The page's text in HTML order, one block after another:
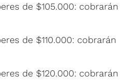
de $105.000: cobrarán
de $110.000: cobrarán
de $120.000: cobrarán